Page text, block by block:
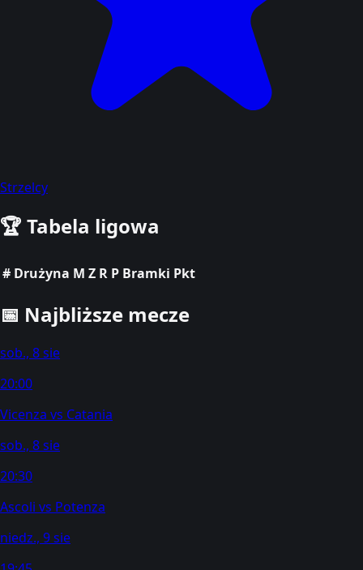
Strzelcy
🏆 Tabela ligowa
# Drużyna M Z R P Bramki Pkt
📅 Najbliższe mecze
sob., 8 sie
20:00
Vicenza vs Catania
sob., 8 sie
20:30
Ascoli vs Potenza
niedz., 9 sie